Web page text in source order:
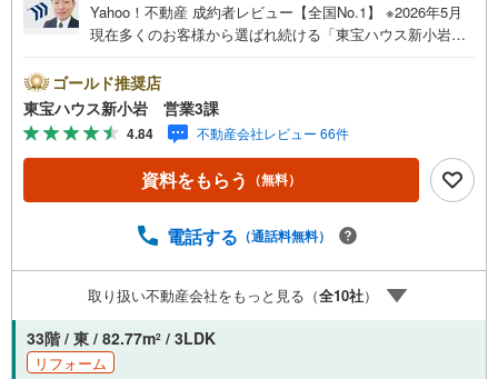
Yahoo！不動産 成約者レビュー【全国No.1】 ※2026年5月
現在多くのお客様から選ばれ続ける「東宝ハウス新小岩」
見学OK■営業時間内（9:00～20:00）はお電話でのご連絡が
スムーズです。ご自宅への送迎・最寄駅でのお待ち合わせ
等、お気軽にご相談ください。 選ばれる3つの「圧倒的メ
リット」 （1）【業界最低水準の提携住宅ローン】「他社
で断られた」「借入がある」方も独自審査で多数承認！優
遇金利と各種手数料0円でお得に。（2）【未来カレンダー
ュレーション。「月々いくらなら安心か」をプロが明確に
はありません。専属FPがお引渡し後も一生涯お守りしま
す。 Yahoo！不動産キャンペーン対象店舗 当店でのご成約
でPayPayボーナスがもらえるキャンペーン対象です！※必
ずYahoo！ JAPAN IDでログインの上お問い合わせくださ
い。
ゴールド推奨店
東宝ハウス新小岩 営業3課
4.84 不動産会社レビュー 66件
資料をもらう （無料）
電話する （通話料無料）
取り扱い不動産会社をもっと見る（全10社）
33階 / 東 / 82.77m2 / 3LDK
リフォーム